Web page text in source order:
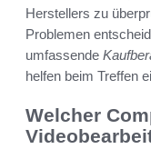
Herstellers zu
Problemen
umfassende
helfen beim Treffen
Welcher